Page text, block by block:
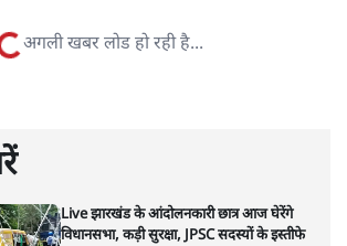
पर उनकी दृष्टि गहरी और साफ़ है। उनकी शैली—
प्रश्नों को खोलने की—उन्हें आज के
पढ़ें